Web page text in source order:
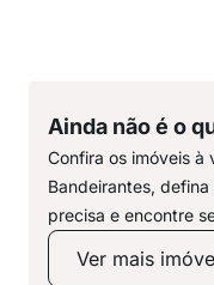
Ainda não é o
Confira os imóveis à
Bandeirantes,
precisa e encontre
Ver mais